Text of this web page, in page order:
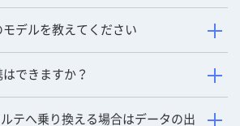
デルを教えてください
できますか？
テへ乗り換える場合はデータの出